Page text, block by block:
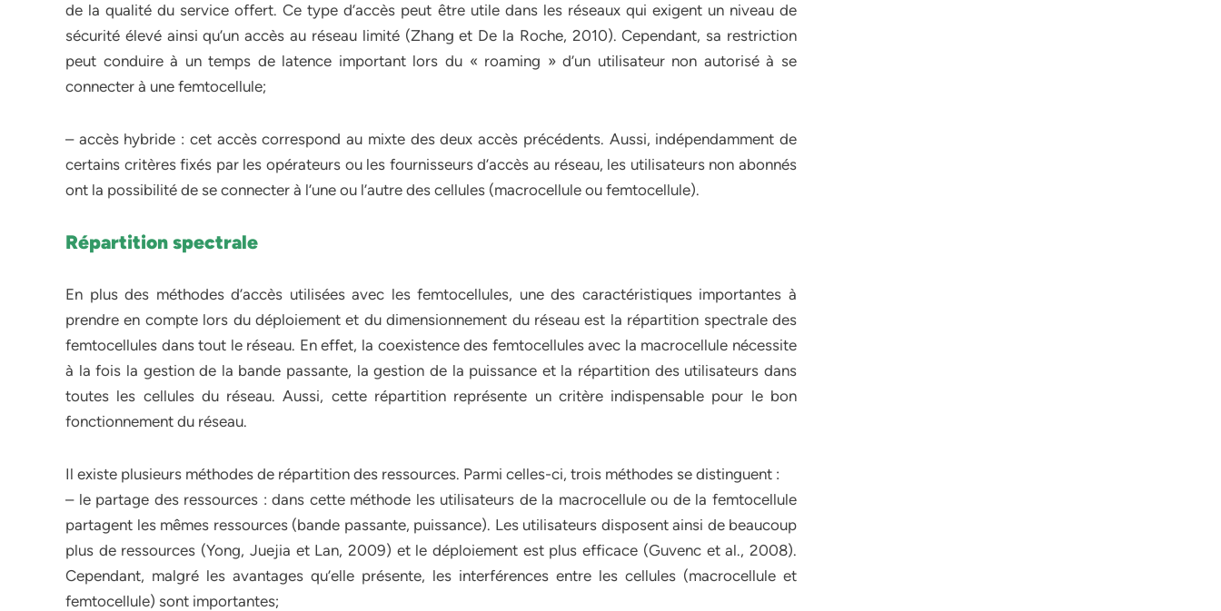
de la qualité du service offert. Ce type d’accès peut être utile dans les réseaux qui exigent un niveau de
sécurité élevé ainsi qu’un accès au réseau limité (Zhang et De la Roche, 2010). Cependant, sa restriction
peut conduire à un temps de latence important lors du « roaming » d’un utilisateur non autorisé à se
connecter à une femtocellule;
– accès hybride : cet accès correspond au mixte des deux accès précédents. Aussi, indépendamment de
certains critères fixés par les opérateurs ou les fournisseurs d’accès au réseau, les utilisateurs non abonnés
ont la possibilité de se connecter à l’une ou l’autre des cellules (macrocellule ou femtocellule).
Répartition spectrale
En plus des méthodes d’accès utilisées avec les femtocellules, une des caractéristiques importantes à
prendre en compte lors du déploiement et du dimensionnement du réseau est la répartition spectrale des
femtocellules dans tout le réseau. En effet, la coexistence des femtocellules avec la macrocellule nécessite
à la fois la gestion de la bande passante, la gestion de la puissance et la répartition des utilisateurs dans
toutes les cellules du réseau. Aussi, cette répartition représente un critère indispensable pour le bon
fonctionnement du réseau.
Il existe plusieurs méthodes de répartition des ressources. Parmi celles-ci, trois méthodes se distinguent :
– le partage des ressources : dans cette méthode les utilisateurs de la macrocellule ou de la femtocellule
partagent les mêmes ressources (bande passante, puissance). Les utilisateurs disposent ainsi de beaucoup
plus de ressources (Yong, Juejia et Lan, 2009) et le déploiement est plus efficace (Guvenc et al., 2008).
Cependant, malgré les avantages qu’elle présente, les interférences entre les cellules (macrocellule et
femtocellule) sont importantes;